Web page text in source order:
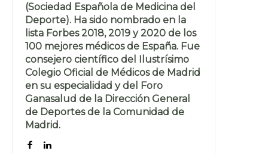
(Sociedad Española de Medicina del
Deporte). Ha sido nombrado en la
lista Forbes 2018, 2019 y 2020 de los
100 mejores médicos de España. Fue
consejero científico del Ilustrísimo
Colegio Oficial de Médicos de Madrid
en su especialidad y del Foro
Ganasalud de la Dirección General
de Deportes de la Comunidad de
Madrid.